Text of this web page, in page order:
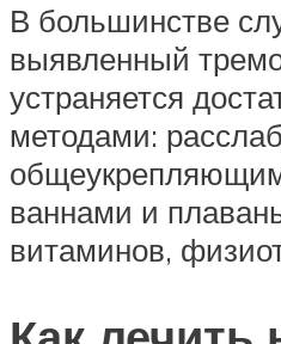
В большинстве
выявленный
устраняется
методами:
ваннами и
витаминов,